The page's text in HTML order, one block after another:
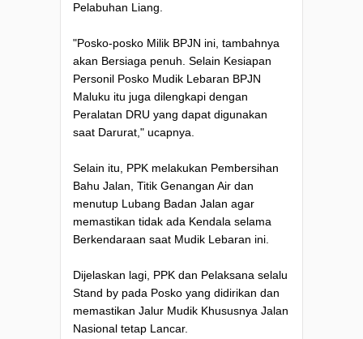
Pelabuhan Liang.
"Posko-posko Milik BPJN ini, tambahnya
akan Bersiaga penuh. Selain Kesiapan
Personil Posko Mudik Lebaran BPJN
Maluku itu juga dilengkapi dengan
Peralatan DRU yang dapat digunakan
saat Darurat," ucapnya.
Selain itu, PPK melakukan Pembersihan
Bahu Jalan, Titik Genangan Air dan
menutup Lubang Badan Jalan agar
memastikan tidak ada Kendala selama
Berkendaraan saat Mudik Lebaran ini.
Dijelaskan lagi, PPK dan Pelaksana selalu
Stand by pada Posko yang didirikan dan
memastikan Jalur Mudik Khususnya Jalan
Nasional tetap Lancar.